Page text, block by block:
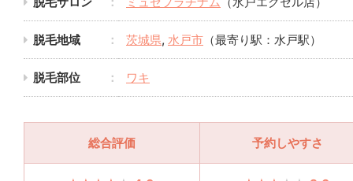
脱毛地域 茨城県, 水戸市 （最寄り駅：水戸駅）
脱毛部位 ワキ
総合評価 予約しやすさ